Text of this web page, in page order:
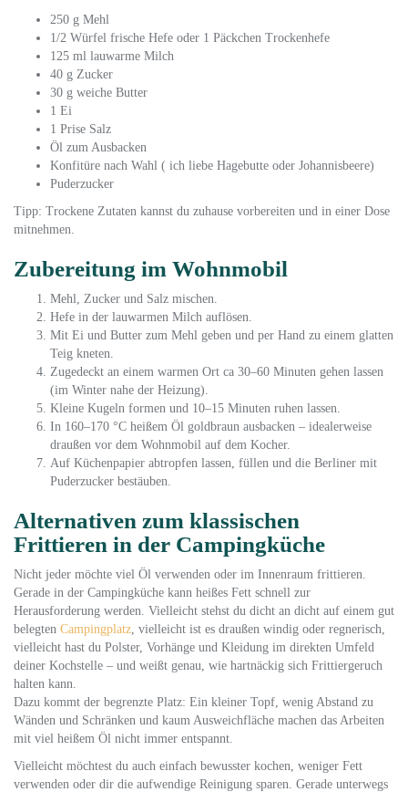
250 g Mehl
1/2 Würfel frische Hefe oder 1 Päckchen Trockenhefe
125 ml lauwarme Milch
40 g Zucker
30 g weiche Butter
1 Ei
1 Prise Salz
Öl zum Ausbacken
Konfitüre nach Wahl ( ich liebe Hagebutte oder Johannisbeere)
Puderzucker
Tipp: Trockene Zutaten kannst du zuhause vorbereiten und in einer Dose
mitnehmen.
Zubereitung im Wohnmobil
Mehl, Zucker und Salz mischen.
Hefe in der lauwarmen Milch auflösen.
Mit Ei und Butter zum Mehl geben und per Hand zu einem glatten
Teig kneten.
Zugedeckt an einem warmen Ort ca 30–60 Minuten gehen lassen
(im Winter nahe der Heizung).
Kleine Kugeln formen und 10–15 Minuten ruhen lassen.
In 160–170 °C heißem Öl goldbraun ausbacken – idealerweise
draußen vor dem Wohnmobil auf dem Kocher.
Auf Küchenpapier abtropfen lassen, füllen und die Berliner mit
Puderzucker bestäuben.
Alternativen zum klassischen
Frittieren in der Campingküche
Nicht jeder möchte viel Öl verwenden oder im Innenraum frittieren.
Gerade in der Campingküche kann heißes Fett schnell zur
Herausforderung werden. Vielleicht stehst du dicht an dicht auf einem gut
belegten Campingplatz, vielleicht ist es draußen windig oder regnerisch,
vielleicht hast du Polster, Vorhänge und Kleidung im direkten Umfeld
deiner Kochstelle – und weißt genau, wie hartnäckig sich Frittiergeruch
halten kann.
Dazu kommt der begrenzte Platz: Ein kleiner Topf, wenig Abstand zu
Wänden und Schränken und kaum Ausweichfläche machen das Arbeiten
mit viel heißem Öl nicht immer entspannt.
Vielleicht möchtest du auch einfach bewusster kochen, weniger Fett
verwenden oder dir die aufwendige Reinigung sparen. Gerade unterwegs